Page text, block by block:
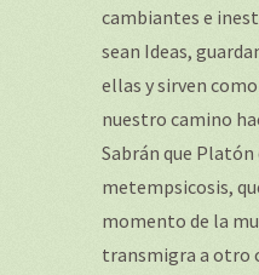
cambiantes e
sean Ideas,
ellas y sirven
nuestro camino
Sabrán que Platón
metempsicosis,
momento de la
transmigra a otro